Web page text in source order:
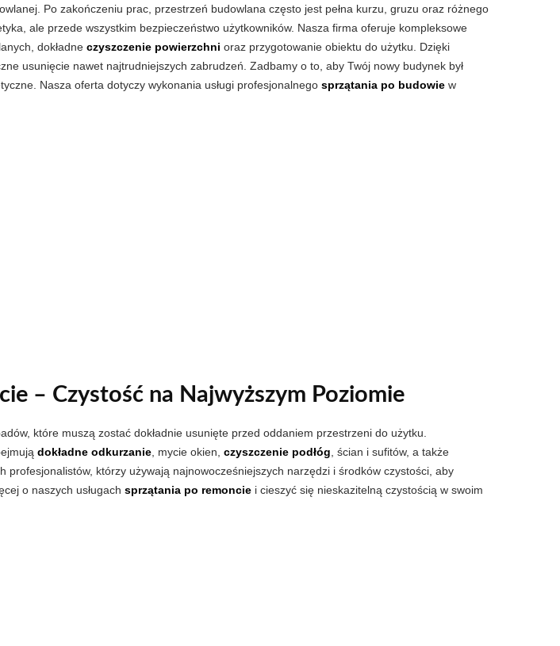
Po zakończeniu prac, przestrzeń budowlana często jest pełna kurzu, gruzu oraz różnego
ale przede wszystkim bezpieczeństwo użytkowników. Nasza firma oferuje kompleksowe
dokładne czyszczenie powierzchni oraz przygotowanie obiektu do użytku. Dzięki
usunięcie nawet najtrudniejszych zabrudzeń. Zadbamy o to, aby Twój nowy budynek był
Nasza oferta dotyczy wykonania usługi profesjonalnego sprzątania po budowie w
– Czystość na Najwyższym Poziomie
które muszą zostać dokładnie usunięte przed oddaniem przestrzeni do użytku.
dokładne odkurzanie , mycie okien, czyszczenie podłóg , ścian i sufitów, a także
profesjonalistów, którzy używają najnowocześniejszych narzędzi i środków czystości, aby
o naszych usługach sprzątania po remoncie i cieszyć się nieskazitelną czystością w swoim